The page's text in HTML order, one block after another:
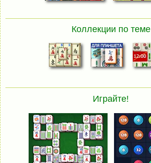
Коллекции по теме
Играйте!